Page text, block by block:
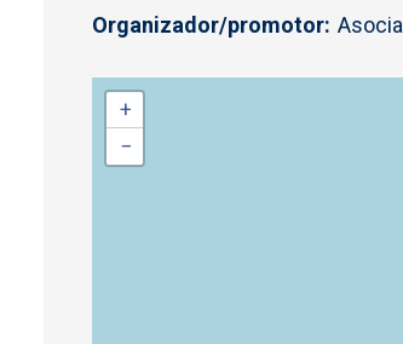
Organizador/promotor
+
−